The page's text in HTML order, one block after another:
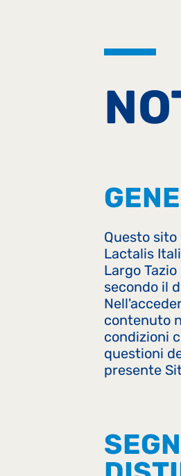
Questo
Lactalis
Largo
secondo il
contenuto
condizioni
questioni
presente